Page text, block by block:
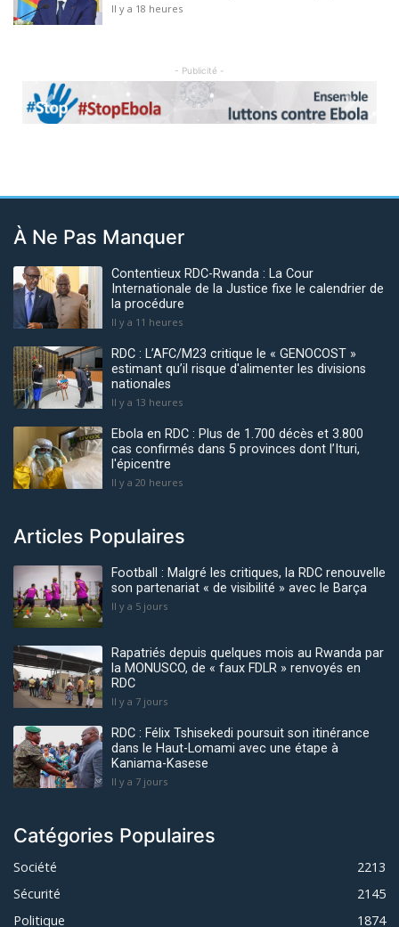
Il y a 18 heures
- Publicité -
Previous Next
À Ne Pas Manquer
Contentieux RDC-Rwanda : La Cour
Internationale de la Justice fixe le calendrier de
la procédure
Il y a 11 heures
RDC : L’AFC/M23 critique le « GENOCOST »
estimant qu’il risque d'alimenter les divisions
nationales
Il y a 13 heures
Ebola en RDC : Plus de 1.700 décès et 3.800
cas confirmés dans 5 provinces dont l’Ituri,
l'épicentre
Il y a 20 heures
Articles Populaires
Football : Malgré les critiques, la RDC renouvelle
son partenariat « de visibilité » avec le Barça
Il y a 5 jours
Rapatriés depuis quelques mois au Rwanda par
la MONUSCO, de « faux FDLR » renvoyés en
RDC
Il y a 7 jours
RDC : Félix Tshisekedi poursuit son itinérance
dans le Haut-Lomami avec une étape à
Kaniama-Kasese
Il y a 7 jours
Catégories Populaires
Société
2213
Sécurité
2145
Politique
1874